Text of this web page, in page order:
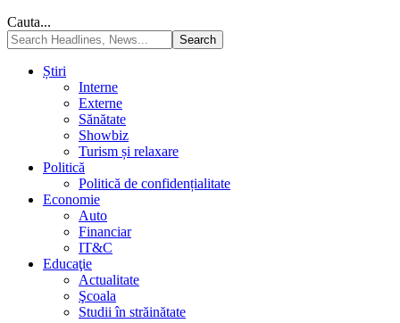
Cauta...
Știri
Interne
Externe
Sănătate
Showbiz
Turism și relaxare
Politică
Politică de confidențialitate
Economie
Auto
Financiar
IT&C
Educaţie
Actualitate
Şcoala
Studii în străinătate